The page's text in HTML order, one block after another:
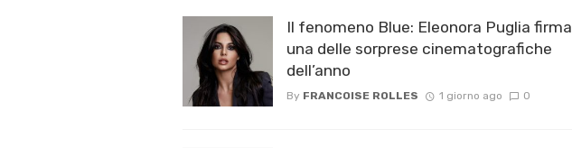
Il fenomeno Blue: Eleonora Puglia firma
una delle sorprese cinematografiche
dell’anno
By FRANCOISE ROLLES 1 giorno ago 0